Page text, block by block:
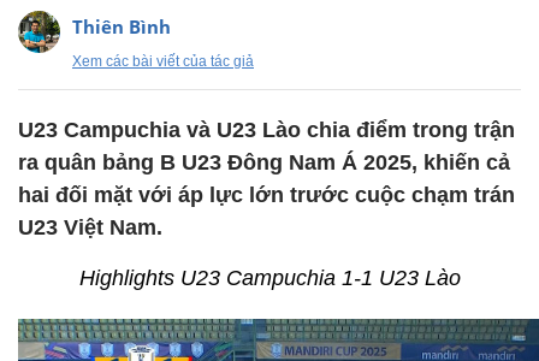
Thiên Bình
Xem các bài viết của tác giả
U23 Campuchia và U23 Lào chia điểm trong trận
ra quân bảng B U23 Đông Nam Á 2025, khiến cả
hai đối mặt với áp lực lớn trước cuộc chạm trán
U23 Việt Nam.
Highlights U23 Campuchia 1-1 U23 Lào